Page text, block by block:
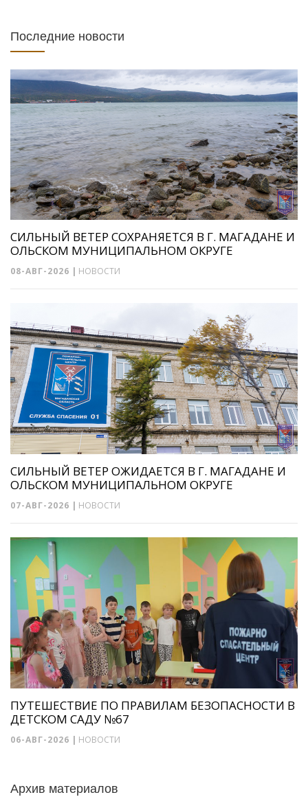
Последние новости
СИЛЬНЫЙ ВЕТЕР СОХРАНЯЕТСЯ В Г. МАГАДАНЕ И
ОЛЬСКОМ МУНИЦИПАЛЬНОМ ОКРУГЕ
08-АВГ-2026 | НОВОСТИ
СИЛЬНЫЙ ВЕТЕР ОЖИДАЕТСЯ В Г. МАГАДАНЕ И
ОЛЬСКОМ МУНИЦИПАЛЬНОМ ОКРУГЕ
07-АВГ-2026 | НОВОСТИ
ПУТЕШЕСТВИЕ ПО ПРАВИЛАМ БЕЗОПАСНОСТИ В
ДЕТСКОМ САДУ №67
06-АВГ-2026 | НОВОСТИ
Архив материалов